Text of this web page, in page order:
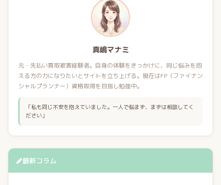
真嶋マナミ
元・先払い買取被害経験者。自身の体験をきっかけに、同じ悩みを抱
える方の力になりたいとサイトを立ち上げる。現在はFP（ファイナン
シャルプランナー）資格取得を目指し勉強中。
「私も同じ不安を抱えていました。一人で悩まず、まずは相談してく
ださい」
最新コラム